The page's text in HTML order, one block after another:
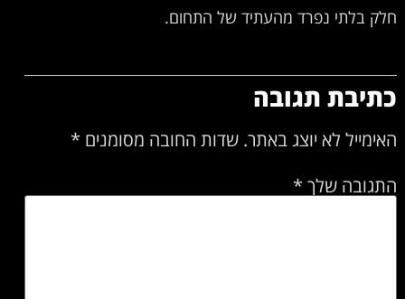
חלק בלתי נפרד מהעתיד של התחום.
כתיבת תגובה
האימייל לא יוצג באתר. שדות החובה מסומנים *
התגובה שלך *